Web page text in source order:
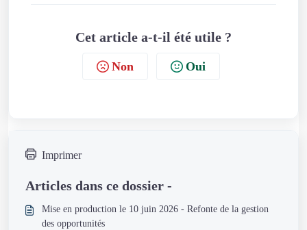
Cet article a-t-il été utile ?
Non Oui
Imprimer
Articles dans ce dossier -
Mise en production le 10 juin 2026 - Refonte de la gestion
des opportunités